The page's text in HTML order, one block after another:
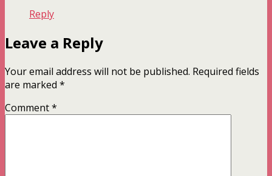
Reply
Leave a Reply
Your email address will not be published. Required fields
are marked *
Comment*